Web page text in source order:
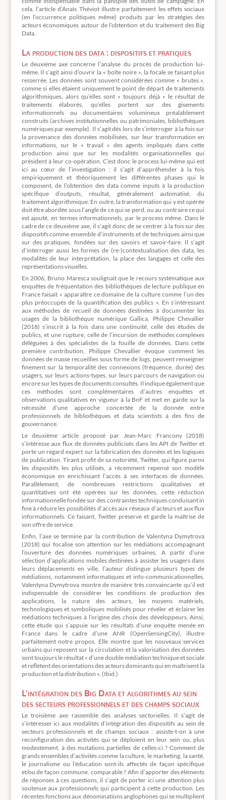
cela, l’article d’Anaïs Théviot illustre parfaitement les effets sociaux
(en l’occurrence politiques même) produits par les stratégies des
acteurs économiques autour de l’obtention et du traitement des Big
Data.
La production des data : dispositifs et pratiques
Le deuxième axe concerne l’analyse du procès de production lui-
même. Il s’agit ainsi d’ouvrir la « boîte noire », la focale se faisant plus
resserrée. Les données sont souvent considérées comme « brutes »,
comme si elles étaient uniquement le point de départ de traitements
algorithmiques, alors qu’elles sont « toujours déjà » le résultat de
traitements élaborés, qu’elles portent sur des gisements
informationnels ou documentaires volumineux préalablement
construits (archives institutionnelles ou patrimoniales, bibliothèques
numériques par exemple). Il s’agit dès lors de s’interroger à la fois sur
la provenance des données mobilisées, sur leur transformation en
informations, sur le « travail » des agents impliqués dans cette
production ainsi que sur les modalités organisationnelles qui
président à leur co-opération. C’est donc le process lui-même qui est
ici au cœur de l’investigation : il s’agit d’appréhender à la fois
empiriquement et théoriquement les différentes phases qui le
composent, de l’obtention des data comme inputs à la production
spécifique d’outputs, résultat, généralement automatisé, du
traitement algorithmique. En outre, la transformation qui y est opérée
doit être abordée sous l’angle de ce qui se perd, ou au contraire ce qui
est ajouté, en termes informationnels, par le process même. Dans le
cadre de ce deuxième axe, il s’agit donc de se centrer à la fois sur des
dispositifs comme ensemble d’instruments et de techniques ainsi que
sur des pratiques, fondées sur des savoirs et savoir-faire. Il s’agit
d’interroger aussi les formes de (re-)contextualisation des data, les
modalités de leur interprétation, la place des langages et celle des
représentations visuelles.
En 2006, Bruno Maresca soulignait que le recours systématique aux
enquêtes de fréquentation des bibliothèques de lecture publique en
France faisait « apparaître ce domaine de la culture comme l’un des
plus préoccupés de la quantification des publics ». En s’intéressant
aux méthodes de recueil de données destinées à documenter les
usages de la bibliothèque numérique Gallica, Philippe Chevallier
(2018) s’inscrit à la fois dans une continuité, celle des études de
publics, et une rupture, celle de l’incursion de méthodes complexes
déléguées à des spécialistes de la fouille de données. Dans cette
première contribution, Philippe Chevallier évoque comment les
données de masse recueillies sous forme de logs, peuvent renseigner
finement sur la temporalité des connexions (fréquence, durée) des
usagers, sur leurs actions-types, sur leurs parcours de navigation ou
encore sur les types de documents consultés. Il indique également que
ces méthodes sont complémentaires d’autres enquêtes et
observations qualitatives en vigueur à la BnF et met en garde sur la
nécessité d’une approche concertée de la donnée entre
professionnels de bibliothèques et data scientists à des fins de
gouvernance.
Le deuxième article proposé par Jean-Marc Francony (2018)
s’intéresse aux flux de données publicisés dans les API de Twitter et
porte un regard expert sur la fabrication des données et les logiques
de publication. Tirant profit de sa notoriété, Twitter, qui figure parmi
les dispositifs les plus utilisés, a récemment repensé son modèle
économique en enrichissant l’accès à ses interfaces de données.
Parallèlement, de nombreuses restrictions qualitatives et
quantitatives ont été opérées sur les données, cette réduction
informationnelle fondée sur des contraintes techniques conduisant in
fine à réduire les possibilités d’accès aux réseaux d’acteurs et aux flux
informationnels. Ce faisant, Twitter préserve et garde la maîtrise de
son offre de service.
Enfin, l’axe se termine par la contribution de Valentyna Dymytrova
(2018) qui focalise son attention sur les médiations accompagnant
l’ouverture des données numériques urbaines. A partir d’une
sélection d’applications mobiles destinées à assister les usagers dans
leurs déplacements en ville, l’auteur distingue plusieurs types de
médiations, notamment informatiques et info-communicationnelles.
Valentyna Dymytrova montre de manière très convaincante qu’il est
indispensable de considérer les conditions de production des
applications, la nature des acteurs, les moyens matériels,
technologiques et symboliques mobilisés pour révéler et éclairer les
médiations techniques à l’origine des choix des développeurs. Ainsi,
cette étude qui s’appuie sur les résultats d’une enquête menée en
France dans le cadre d’une ANR (OpenSensingCity), illustre
parfaitement notre propos. Elle montre que les nouveaux services
urbains qui reposent sur la circulation et la valorisation des données
sont toujours le résultat « d’une double médiation technique et sociale
et reflètent des orientations des acteurs dominants qui en maîtrisent la
production et la distribution ». (Ibid.)
L’intégration des Big Data et algorithmes au sein
des secteurs professionnels et des champs sociaux
Le troisième axe rassemble des analyses sectorielles. Il s’agit de
s’intéresser ici aux modalités d’intégration des dispositifs au sein de
secteurs professionnels et de champs sociaux : assiste-t-on à une
reconfiguration des activités qui se déploient en leur sein ou, plus
modestement, à des mutations partielles de celles-ci ? Comment de
grands ensembles d’activités comme la culture, le marketing, la santé,
le journalisme ou l’éducation sont-ils affectés de façon spécifique
et/ou de façon commune, comparable ? Afin d’apporter des éléments
de réponses à ces questions, il s’agit de porter ici une attention plus
soutenue aux professionnels qui participent à cette production. Les
récentes fonctions aux dénominations anglophones qui se multiplient